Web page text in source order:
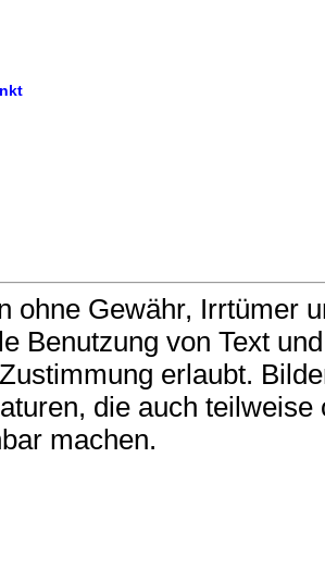
ohne Gewähr, Irrtümer
Benutzung von Text
erlaubt.
die auch
machen.